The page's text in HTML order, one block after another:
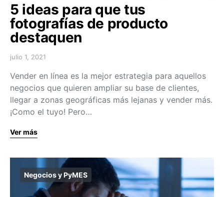
5 ideas para que tus
fotografías de producto
destaquen
julio 1, 2021
Vender en línea es la mejor estrategia para aquellos
negocios que quieren ampliar su base de clientes,
llegar a zonas geográficas más lejanas y vender más.
¡Como el tuyo! Pero…
Ver más
Negocios y PyMES